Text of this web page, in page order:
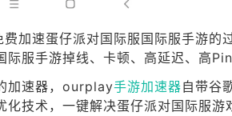
加速蛋仔派对国际服国际服手游的
服手游掉线、卡顿、高延迟、高
加速器，ourplay手游加速器自带谷
技术，一键解决蛋仔派对国际服游